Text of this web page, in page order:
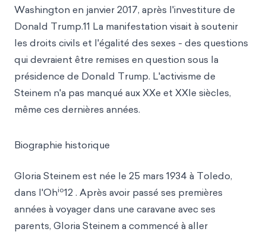
Washington en janvier 2017, après l'investiture de
Donald Trump.11 La manifestation visait à soutenir
les droits civils et l'égalité des sexes - des questions
qui devraient être remises en question sous la
présidence de Donald Trump. L'activisme de
Steinem n'a pas manqué aux XXe et XXIe siècles,
même ces dernières années.
Biographie historique
Gloria Steinem est née le 25 mars 1934 à Toledo,
dans l'Ohio12 . Après avoir passé ses premières
années à voyager dans une caravane avec ses
parents, Gloria Steinem a commencé à aller